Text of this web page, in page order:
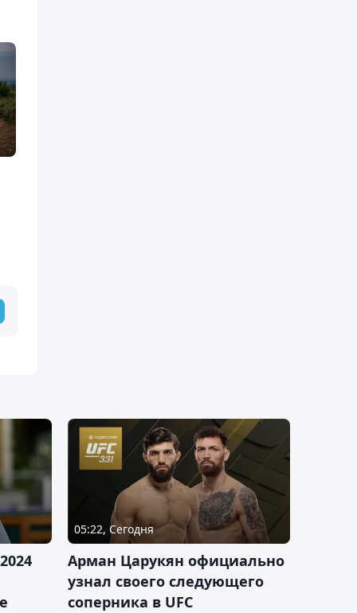
05:22, Сегодня
Арман Царукян официально
узнал своего следующего
соперника в UFC